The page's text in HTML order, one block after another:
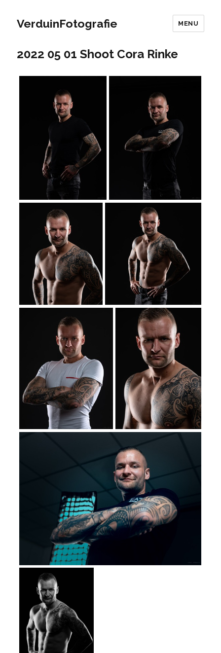
VerduinFotografie MENU
2022 05 01 Shoot Cora Rinke